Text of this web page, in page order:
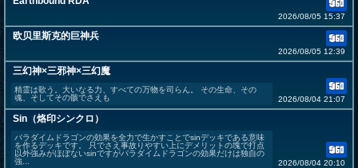
2026/08/05 15:37
欧贝里斯克的巨神兵
2026/08/05 12:39
三幻神×三邪神×三幻魔
精霊は歌う。大いなる力、すべての万物を司らん。 その生命、その
魂、そしてその骸でさえも
2026/08/04 21:07
Sin（烙印シンクロ）
パラダイムドラゴンの効果を全力で生かすことでsinデッキである意味
を作るデッキです。 只でさえ事故りやすい上にデメリットの塊で打点
以外強みがほぼないsinですがパラダイムドラゴンの効果だけは独自の
強...
2026/08/04 20:10